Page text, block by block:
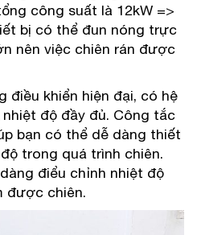
công suất là 12kW =>
bị có thể đun nóng trực
nên việc chiên rán được
điều khiển hiện đại, có hệ
độ đầy đủ. Công tắc
bạn có thể dễ dàng thiết
trong quá trình chiên.
điểu chỉnh nhiệt độ
được chiên.